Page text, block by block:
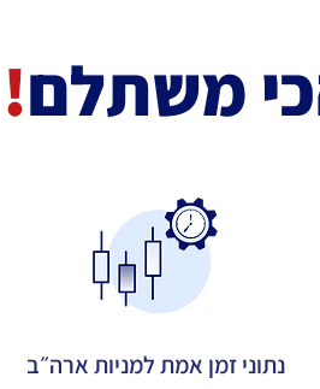
משתלם!
נתוני זמן אמת למניות ארה״ב